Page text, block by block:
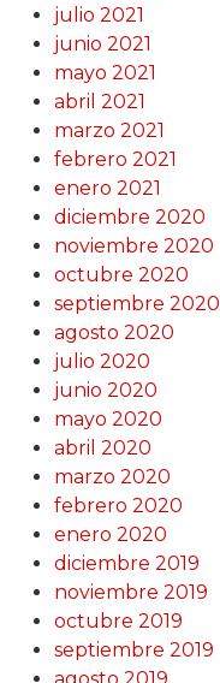
julio 2021
junio 2021
mayo 2021
abril 2021
marzo 2021
febrero 2021
enero 2021
diciembre 2020
noviembre 2020
octubre 2020
septiembre 2020
agosto 2020
julio 2020
junio 2020
mayo 2020
abril 2020
marzo 2020
febrero 2020
enero 2020
diciembre 2019
noviembre 2019
octubre 2019
septiembre 2019